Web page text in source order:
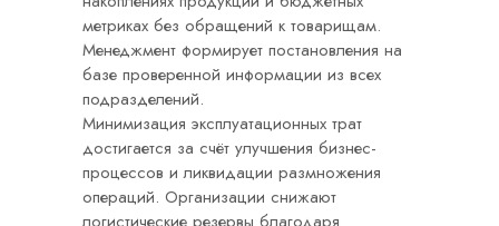
метриках без обращений к товарищам.
Менеджмент формирует постановления на
базе проверенной информации из всех
подразделений.
Минимизация эксплуатационных трат
достигается за счёт улучшения бизнес-
процессов и ликвидации размножения
операций. Организации снижают